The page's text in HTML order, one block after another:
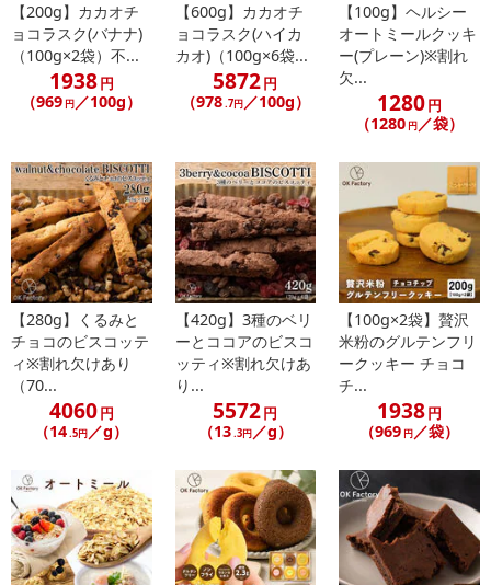
【200g】カカオチ
ョコラスク(バナナ)
（100g×2袋）不...
1938円
（969 円／100g）
【600g】カカオチ
ョコラスク(ハイカ
カオ)（100g×6袋...
5872円
（978.7円／100g）
【100g】ヘルシー
オートミールクッキ
ー(プレーン)※割れ
欠...
1280円
（1280 円／袋）
【280g】くるみと
チョコのビスコッテ
ィ※割れ欠けあり
（70...
4060円
（14.5円／g）
【420g】3種のベリ
ーとココアのビスコ
ッティ※割れ欠けあ
り...
5572円
（13.3円／g）
【100g×2袋】贅沢
米粉のグルテンフリ
ークッキー チョコ
チ...
1938円
（969 円／袋）